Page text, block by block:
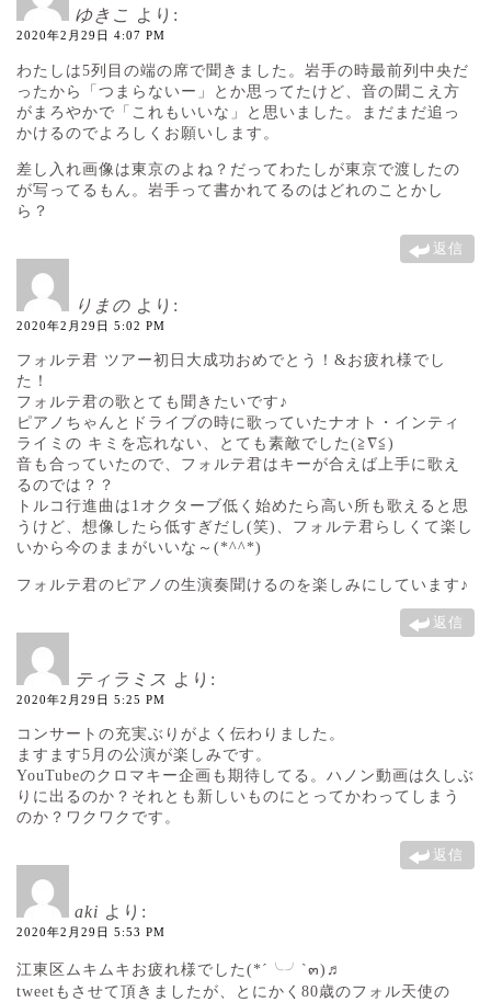
ゆきこ より:
2020年2月29日 4:07 PM
わたしは5列目の端の席で聞きました。岩手の時最前列中央だ
ったから「つまらないー」とか思ってたけど、音の聞こえ方
がまろやかで「これもいいな」と思いました。まだまだ追っ
かけるのでよろしくお願いします。
差し入れ画像は東京のよね？だってわたしが東京で渡したの
が写ってるもん。岩手って書かれてるのはどれのことかし
ら？
返信
りまの より:
2020年2月29日 5:02 PM
フォルテ君 ツアー初日大成功おめでとう！&お疲れ様でし
た！
フォルテ君の歌とても聞きたいです♪
ピアノちゃんとドライブの時に歌っていたナオト・インティ
ライミの キミを忘れない、とても素敵でした(≧∇≦)
音も合っていたので、フォルテ君はキーが合えば上手に歌え
るのでは？？
トルコ行進曲は1オクターブ低く始めたら高い所も歌えると思
うけど、想像したら低すぎだし(笑)、フォルテ君らしくて楽し
いから今のままがいいな～(*^^*)
フォルテ君のピアノの生演奏聞けるのを楽しみにしています♪
返信
ティラミス より:
2020年2月29日 5:25 PM
コンサートの充実ぶりがよく伝わりました。
ますます5月の公演が楽しみです。
YouTubeのクロマキー企画も期待してる。ハノン動画は久しぶ
りに出るのか？それとも新しいものにとってかわってしまう
のか？ワクワクです。
返信
aki より:
2020年2月29日 5:53 PM
江東区ムキムキお疲れ様でした(*´╰╯`๓)♬
tweetもさせて頂きましたが、とにかく80歳のフォル天使の